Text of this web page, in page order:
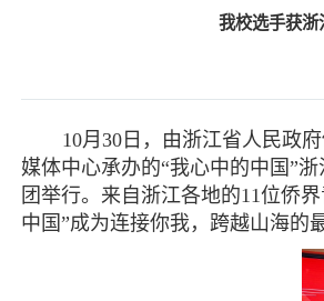
我校选手获浙
10月30 日，由浙江省人民政
媒体中心承办的“我心中的中国”
团举行。来自浙江各地的11位侨
中国”成为连接你我，跨越山海的